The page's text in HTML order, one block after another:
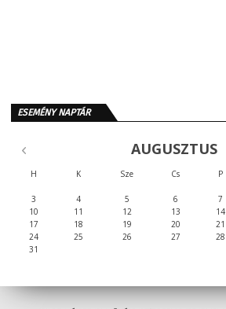
ESEMÉNY NAPTÁR
AUGUSZTUS
H K Sze Cs P
3
4 5 6 7
10
11 12 13 14
17
18 19 20 21
24
25 26 27 28
31